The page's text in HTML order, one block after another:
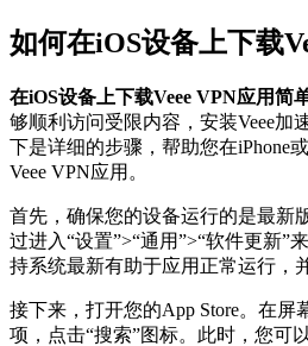
如何在iOS设备上下载
在iOS设备上下载Veee VPN应用简
够顺利访问受限内容，安装Veee加
下是详细的步骤，帮助您在iPhone
Veee VPN应用。
首先，确保您的设备运行的是最新
过进入“设置”>“通用”>“软件更新”
持系统最新有助于应用正常运行，
接下来，打开您的App Store。在屏
项，点击“搜索”图标。此时，您可